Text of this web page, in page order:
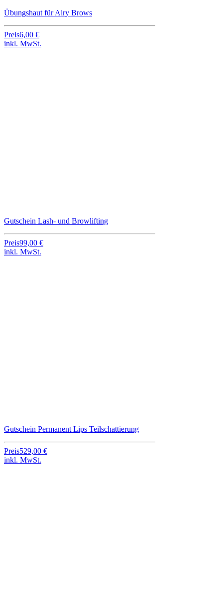
Übungshaut für Airy Brows
Preis6,00 €
inkl. MwSt.
Gutschein Lash- und Browlifting
Preis99,00 €
inkl. MwSt.
Gutschein Permanent Lips Teilschattierung
Preis529,00 €
inkl. MwSt.